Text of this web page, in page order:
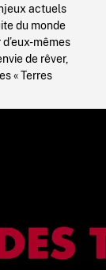
actuels
du monde
mêmes
de rêver,
« Terres